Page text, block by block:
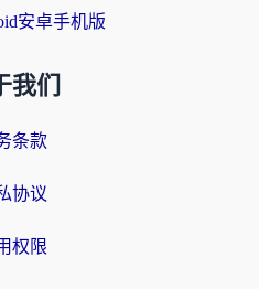
安卓手机版
我们
条款
协议
权限